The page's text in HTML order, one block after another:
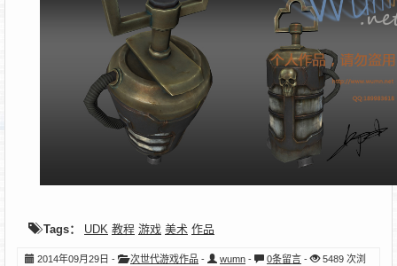
Tags： UDK 教程 游戏 美术 作品
2014年09月29日 - 次世代游戏作品 - wumn - 0条留言 - 5489 次浏